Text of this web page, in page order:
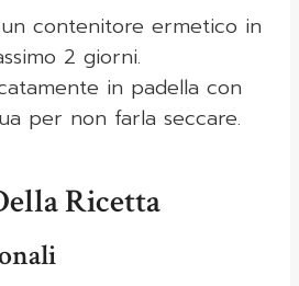
contenitore ermetico in
2 giorni.
in padella con
per non farla seccare.
Ricetta